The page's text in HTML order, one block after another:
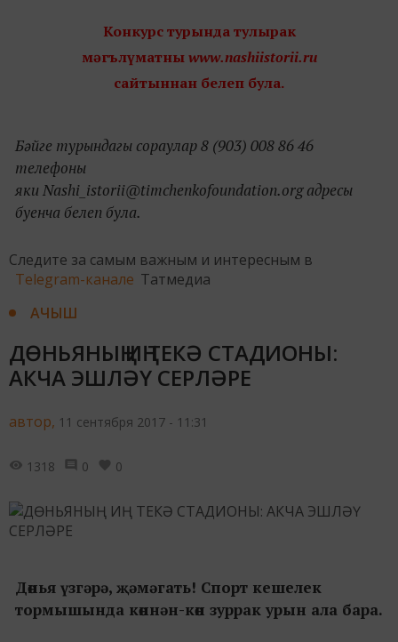
Конкурс турында тулырак
мәгълүматныwww.nashiistorii.ru
сайтыннан белеп була.
Бәйге турындагы сораулар 8 (903) 008 86 46
телефоны
яки Nashi_istorii@timchenkofoundation.org адресы
буенча белеп була.
Следите за самым важным и интересным в
Telegram-канале Татмедиа
АЧЫШ
ДӨНЬЯНЫҢ ИҢ ТЕКӘ СТАДИОНЫ:
АКЧА ЭШЛӘҮ СЕРЛӘРЕ
автор, 11 сентября 2017 - 11:31
1318 0 0
Дөнья үзгәрә, җәмәгать! Спорт кешелек
тормышында көннән-көн зуррак урын ала бара.